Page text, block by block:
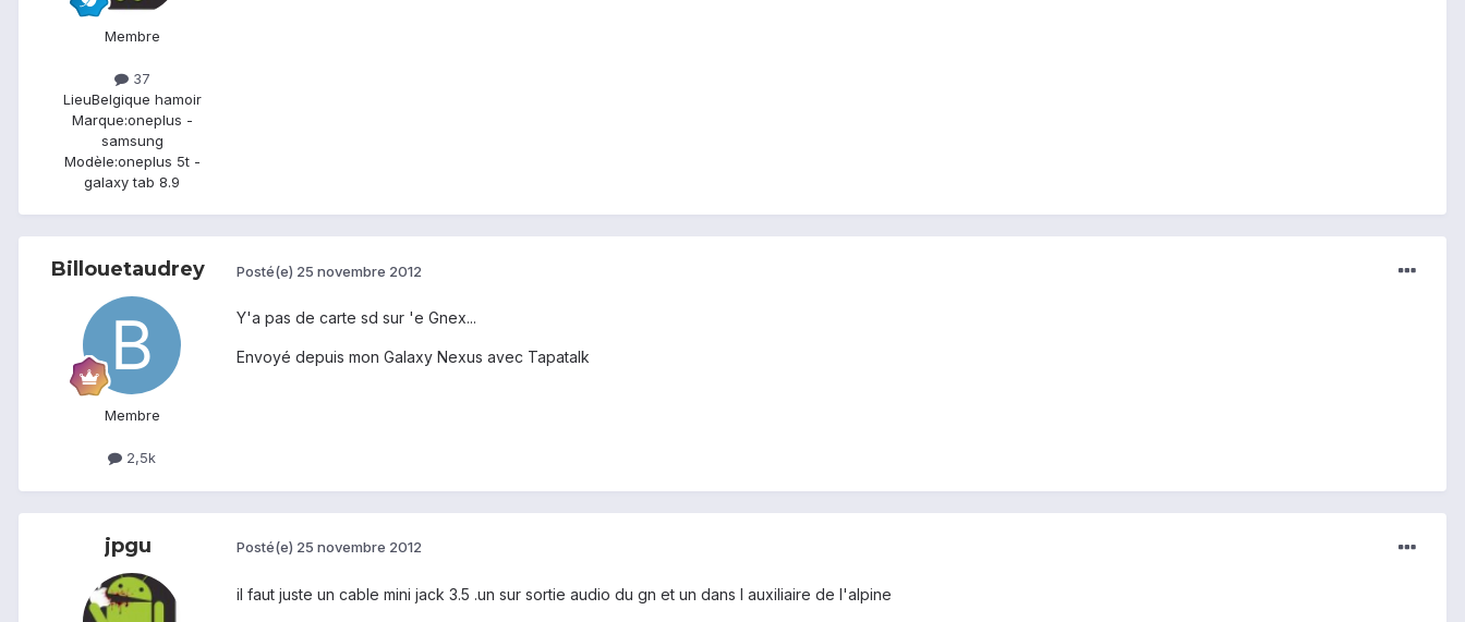
Membre
37
LieuBelgique hamoir
Marque:oneplus -
samsung
Modèle:oneplus 5t -
galaxy tab 8.9
Billouetaudrey
Membre
2,5k
Posté(e) 25 novembre 2012
Y'a pas de carte sd sur 'e Gnex...
Envoyé depuis mon Galaxy Nexus avec Tapatalk
jpgu Posté(e) 25 novembre 2012
il faut juste un cable mini jack 3.5 .un sur sortie audio du gn et un dans l auxiliaire de l'alpine